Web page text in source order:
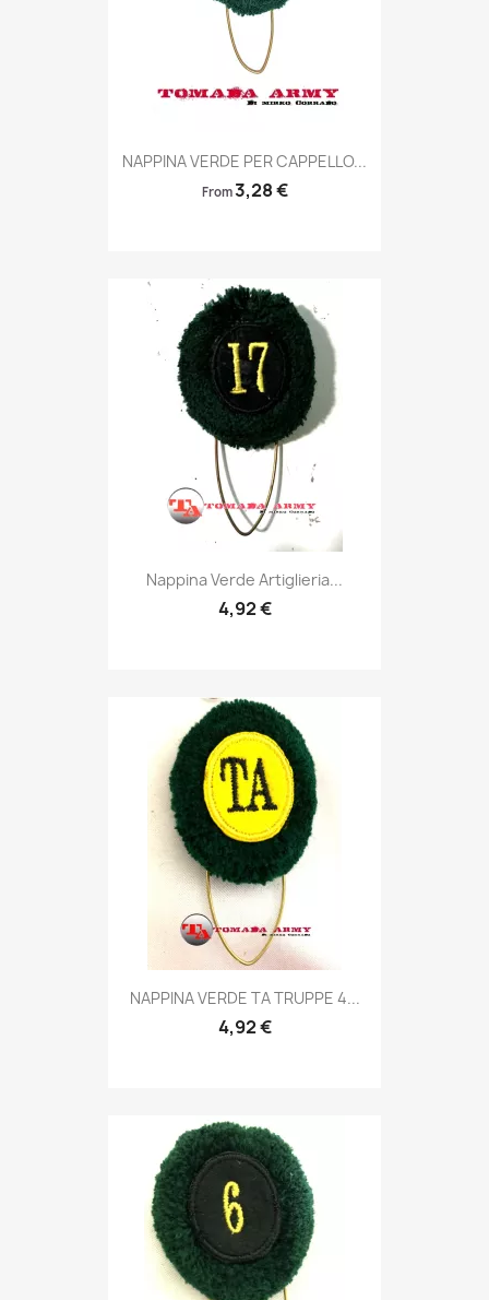
Anteprima
NAPPINA VERDE PER CAPPELLO...
From3,28 €
Anteprima
Nappina Verde Artiglieria...
4,92 €
Anteprima
NAPPINA VERDE TA TRUPPE 4...
4,92 €